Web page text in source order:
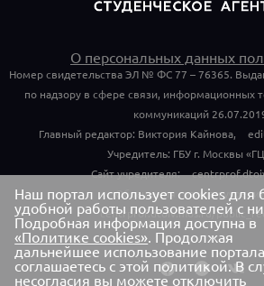
О персональных данных
Номер свидетельства ЭЛ № ФС 77 – 76365.
по надзору в сфере связи, информационных
коммуникаций
Главный редактор: Виктория Кайнова,
Учредитель: ГБУ г. Москвы
Сайт учредителя:
Обращения граждан
centrprof.dtoiv.mos.ru/
Наш портал использует cookies для
удобной работы пользователей с
Подробная информация доступна в
«Политике cookies». Продолжая
дальнейшее использование
соглашаетесь с этой политикой. В
несогласия вы можете отключить